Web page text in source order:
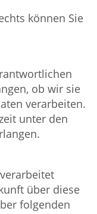
können Sie
ob wir sie
verarbeiten.
unter den
über diese
folgenden